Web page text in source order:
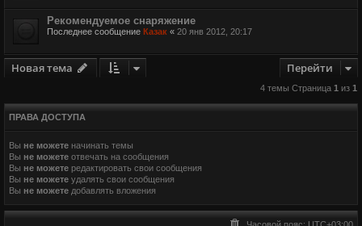
Рекомендуемое снаряжение
Последнее сообщение Казак « 20 янв 2012, 20:17
Новая тема Перейти
4 темы Страница 1из 1
ПРАВА ДОСТУПА
Вы не можете начинать темы
Вы не можете отвечать на сообщения
Вы не можете редактировать свои сообщения
Вы не можете удалять свои сообщения
Вы не можете добавлять вложения